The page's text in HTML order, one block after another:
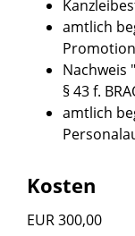
amtlich
Nachweis
§ 43 f.
amtlich
Kosten
EUR 300,00